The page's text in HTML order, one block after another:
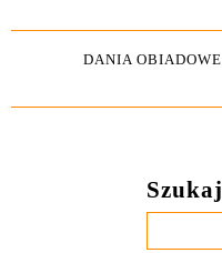
DANIA OBIADOWE
Szukaj